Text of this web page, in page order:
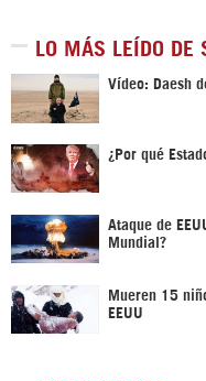
LO MÁS LEÍDO DE
Vídeo: Daesh
¿Por qué
Ataque de
Mundial?
Mueren 15
EEUU